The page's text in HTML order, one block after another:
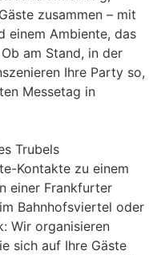
zusammen – mit
einem Ambiente, das
am Stand, in der
Ihre Party so,
Messetag in
Trubels
Kontakte zu einem
einer Frankfurter
Bahnhofsviertel oder
Wir organisieren
sich auf Ihre Gäste